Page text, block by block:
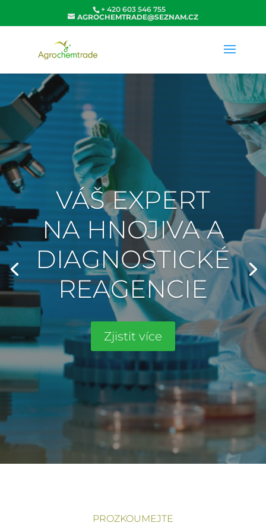
+ 420 603 546 755
AGROCHEMTRADE@SEZNAM.CZ
VÁŠ EXPERT
NA HNOJIVA A
DIAGNOSTICKÉ
REAGENCIE
Zjistit více
PROZKOUMEJTE